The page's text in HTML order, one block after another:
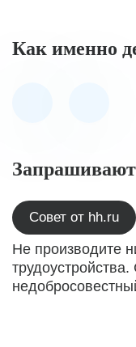
Как именно
Совет от hh.ru
Не производите